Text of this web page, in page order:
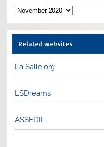
Archives
Related websites
La Salle.org
LSDreams
ASSEDIL